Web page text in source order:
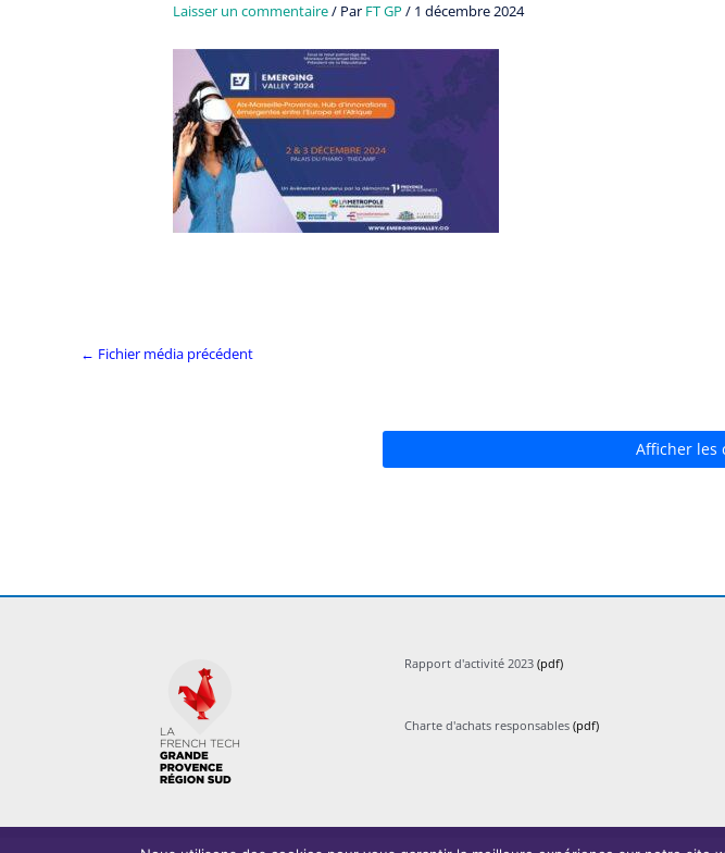
Laisser un commentaire/ Par FT GP / 1 décembre 2024
← Fichier média précédent
Afficher les
Rapport d'activité 2023 (pdf)
Charte d'achats responsables (pdf)